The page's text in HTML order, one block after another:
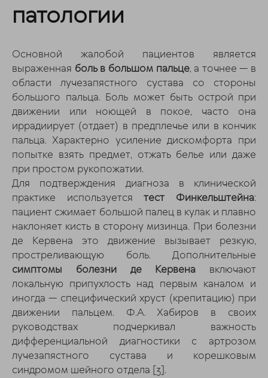
патологии
Основной жалобой пациентов является
выраженная боль в большом пальце, а точнее — в
области лучезапястного сустава со стороны
большого пальца. Боль может быть острой при
движении или ноющей в покое, часто она
иррадиирует (отдает) в предплечье или в кончик
пальца. Характерно усиление дискомфорта при
попытке взять предмет, отжать белье или даже
при простом рукопожатии.
Для подтверждения диагноза в клинической
практике используетсятест Финкельштейна:
пациент сжимает большой палец в кулак и плавно
наклоняет кисть в сторону мизинца. При болезни
де Кервена это движение вызывает резкую,
простреливающую боль. Дополнительные
симптомы болезни де Кервена включают
локальную припухлость над первым каналом и
иногда — специфический хруст (крепитацию) при
движении пальцем. Ф.А. Хабиров в своих
руководствах подчеркивал важность
дифференциальной диагностики с артрозом
лучезапястного сустава и корешковым
синдромом шейного отдела [3].